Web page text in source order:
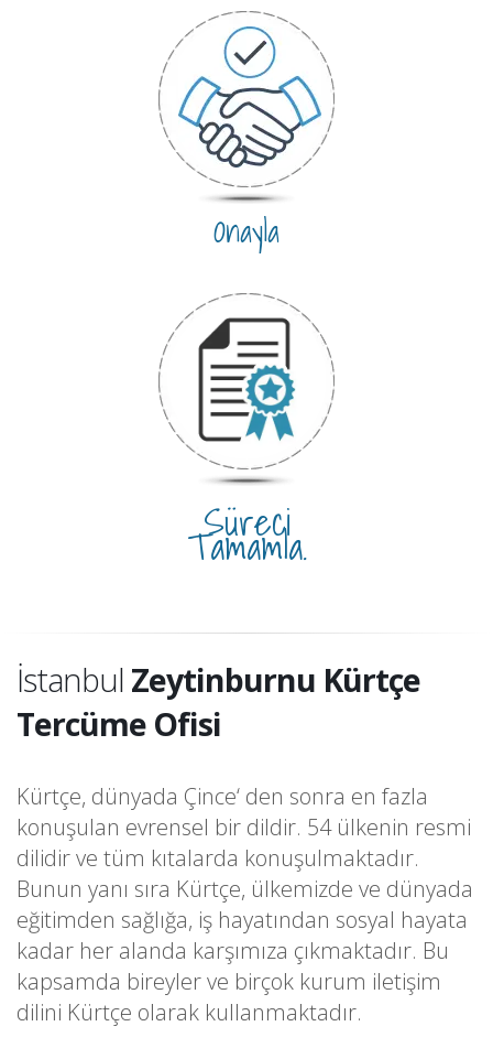
Onayla
Süreci
Tamamla.
İstanbul Zeytinburnu Kürtçe
Tercüme Ofisi
Kürtçe, dünyada Çince‘ den sonra en fazla
konuşulan evrensel bir dildir. 54 ülkenin resmi
dilidir ve tüm kıtalarda konuşulmaktadır.
Bunun yanı sıra Kürtçe, ülkemizde ve dünyada
eğitimden sağlığa, iş hayatından sosyal hayata
kadar her alanda karşımıza çıkmaktadır. Bu
kapsamda bireyler ve birçok kurum iletişim
dilini Kürtçe olarak kullanmaktadır.